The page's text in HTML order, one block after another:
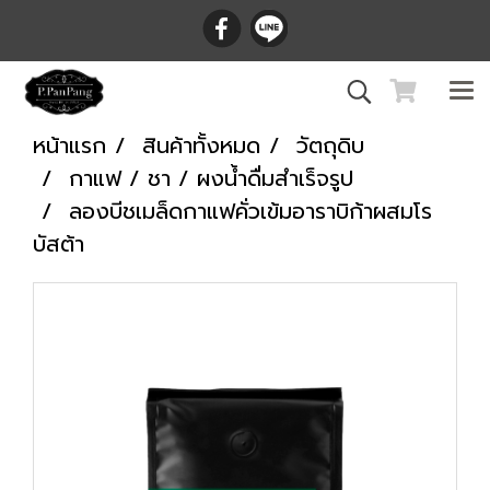
หน้าแรก สินค้าทั้งหมด
วัตถุดิบ
กาแฟ / ชา / ผงน้ำดื่มสำเร็จรูป
ลองบีชเมล็ดกาแฟคั่วเข้มอาราบิก้าผสมโร
บัสต้า